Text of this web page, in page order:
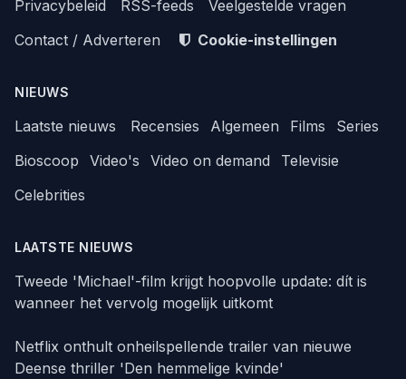
Privacybeleid RSS-feeds
Veelgestelde vragen
Contact / Adverteren
Cookie-instellingen
NIEUWS
Laatste nieuws Recensies Algemeen Films
Series
Bioscoop
Video's Video on demand
Televisie
Celebrities
LAATSTE NIEUWS
Tweede 'Michael'-film krijgt hoopvolle update: dít is
wanneer het vervolg mogelijk uitkomt
Netflix onthult onheilspellende trailer van nieuwe
Deense thriller 'Den hemmelige kvinde'